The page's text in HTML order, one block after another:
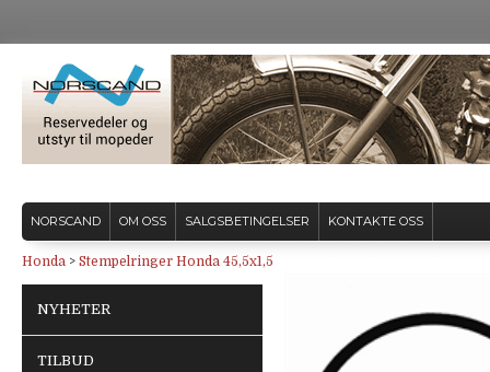
NORSCAND OM OSS SALGSBETINGELSER KONTAKTE OSS
Honda > Stempelringer Honda 45,5x1,5
NYHETER
TILBUD